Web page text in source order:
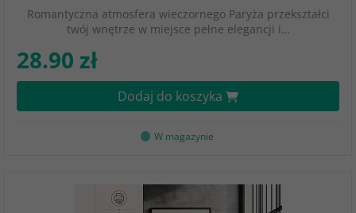
Romantyczna atmosfera wieczornego Paryża przekształci
twój wnętrze w miejsce pełne elegancji i…
28.90 zł
Dodaj do koszyka
W magazynie